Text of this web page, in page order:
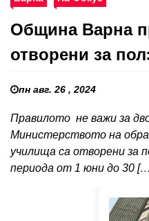
Община Варна
отворени за
пн авг. 26 , 2024
Правилото не важи за
Министерството на
училища са отворени за
периода от 1 юни до 30